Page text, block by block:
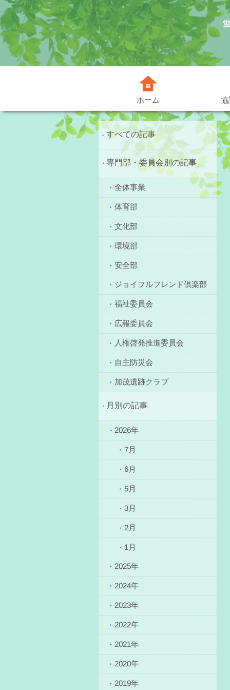
ホーム 協
すべての記事
専門部・委員会別の記事
全体事業
体育部
文化部
環境部
安全部
ジョイフルフレンド倶楽部
福祉委員会
広報委員会
人権啓発推進委員会
自主防災会
加茂遺跡クラブ
月別の記事
2026年
7月
6月
5月
3月
2月
1月
2025年
2024年
2023年
2022年
2021年
2020年
2019年